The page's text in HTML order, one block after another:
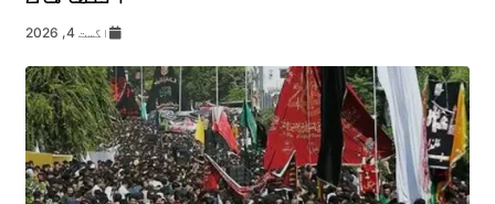
اگست 4, 2026